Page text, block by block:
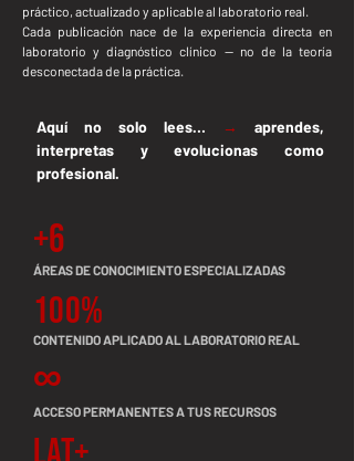
práctico, actualizado y aplicable al laboratorio real.
Cada publicación nace de la experiencia directa en
laboratorio y diagnóstico clínico — no de la teoría
desconectada de la práctica.
Aquí no solo lees… →
aprendes,
interpretas y evolucionas como
profesional.
+6
ÁREAS DE CONOCIMIENTO ESPECIALIZADAS
100%
CONTENIDO APLICADO AL LABORATORIO REAL
∞
ACCESO PERMANENTES A TUS RECURSOS